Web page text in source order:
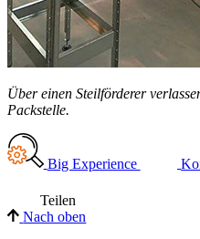
Über einen Steilförderer
Packstelle.
Big Experience
Teilen
Nach oben